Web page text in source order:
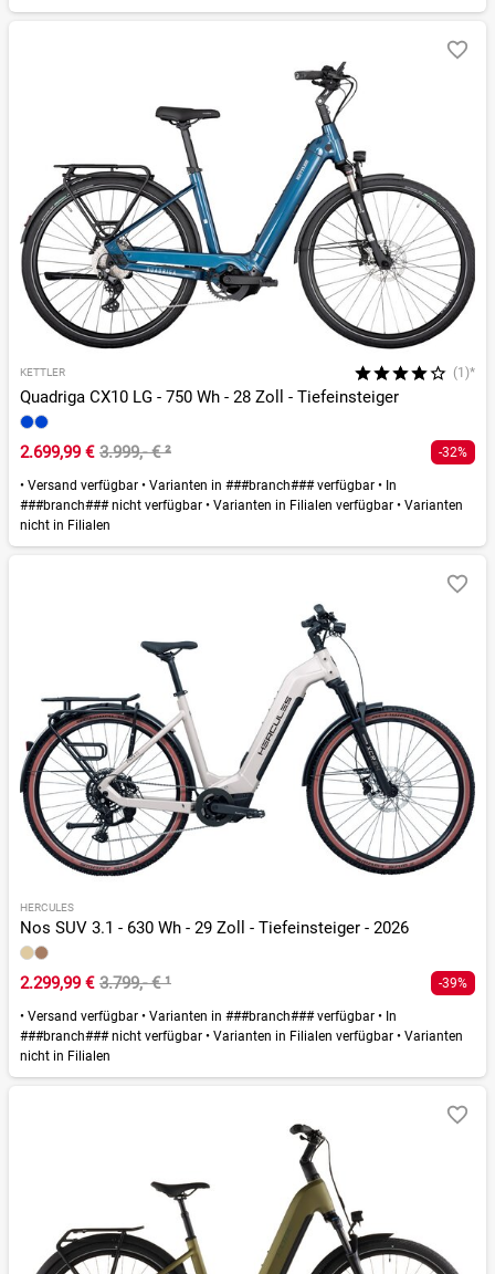
KETTLER (1)*
Quadriga CX10 LG - 750 Wh - 28 Zoll - Tiefeinsteiger
2.699,99 € 3.999,- €² -32%
• Versand verfügbar • Varianten in ###branch### verfügbar • In
###branch### nicht verfügbar • Varianten in Filialen verfügbar • Varianten
nicht in Filialen
HERCULES
Nos SUV 3.1 - 630 Wh - 29 Zoll - Tiefeinsteiger - 2026
2.299,99 € 3.799,- €¹ -39%
• Versand verfügbar • Varianten in ###branch### verfügbar • In
###branch### nicht verfügbar • Varianten in Filialen verfügbar • Varianten
nicht in Filialen